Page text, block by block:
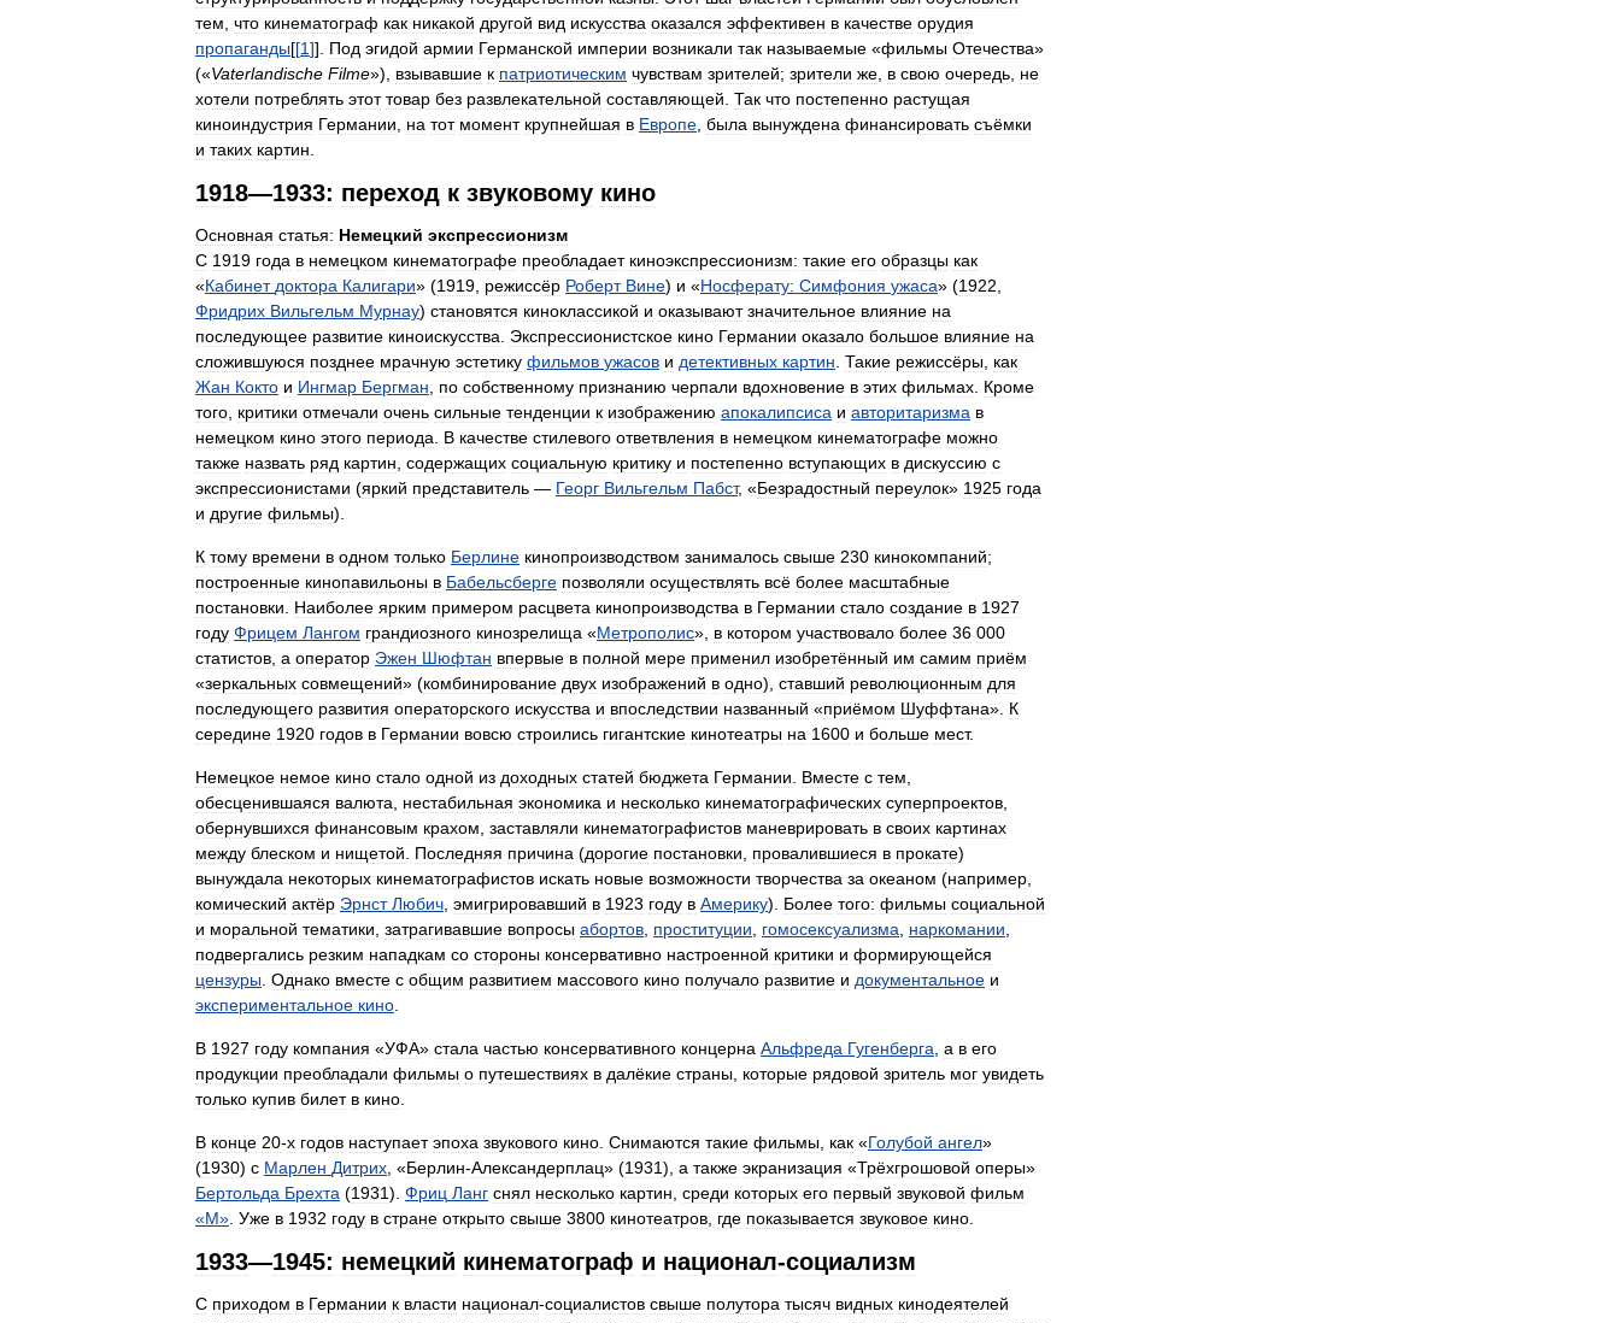
тем что кинематограф как никакой другой вид искусства оказался эффективен в качестве орудия
пропаганды[[1]]. Под эгидой армии Германской империи возникали так называемые «фильмы Отечества»
(«Vaterlandische Filme»), взывавшие к патриотическим чувствам зрителей; зрители же в свою очередь не
хотели потреблять этот товар без развлекательной составляющей Так что постепенно растущая
киноиндустрия Германии на тот момент крупнейшая в Европе была вынуждена финансировать съёмки
и таких картин
1918—1933: переход к звуковому кино
Основная статья: Немецкий экспрессионизм
С 1919 года в немецком кинематографе преобладает киноэкспрессионизм: такие его образцы как
«Кабинет доктора Калигари» (1919 режиссёр Роберт Вине) и «Носферату: Симфония ужаса» (1922
Фридрих Вильгельм Мурнау) становятся киноклассикой и оказывают значительное влияние на
последующее развитие киноискусства Экспрессионистское кино Германии оказало большое влияние на
сложившуюся позднее мрачную эстетику фильмов ужасов и детективных картин Такие режиссёры как
Жан Кокто и Ингмар Бергман по собственному признанию черпали вдохновение в этих фильмах Кроме
того критики отмечали очень сильные тенденции к изображению апокалипсиса и авторитаризма в
немецком кино этого периода В качестве стилевого ответвления в немецком кинематографе можно
также назвать ряд картин содержащих социальную критику и постепенно вступающих в дискуссию с
экспрессионистами (яркий представитель — Георг Вильгельм Пабст, «Безрадостный переулок» 1925 года
и другие фильмы).
К тому времени в одном только Берлине кинопроизводством занималось свыше 230 кинокомпаний;
построенные кинопавильоны в Бабельсберге позволяли осуществлять всё более масштабные
постановки
Наиболее ярким примером расцвета кинопроизводства в Германии стало создание в 1927
году Фрицем Лангом грандиозного кинозрелища «Метрополис», в котором участвовало более 36 000
статистов а оператор Эжен Шюфтан впервые в полной мере применил изобретённый им самим приём
«зеркальных совмещений» (комбинирование двух изображений в одно), ставший революционным для
последующего развития операторского искусства и впоследствии названный «приёмом Шуффтана». К
середине 1920 годов в Германии вовсю строились гигантские кинотеатры на 1600 и больше мест.
Немецкое немое кино стало одной из доходных статей бюджета Германии Вместе с тем
обесценившаяся валюта нестабильная экономика и несколько кинематографических суперпроектов
обернувшихся финансовым крахом заставляли кинематографистов маневрировать в своих картинах
между блеском и нищетой Последняя причина (дорогие постановки провалившиеся в прокате)
вынуждала некоторых кинематографистов искать новые возможности творчества за океаном (например
комический актёр Эрнст Любич эмигрировавший в 1923 году в Америку). Более того: фильмы социальной
и моральной тематики затрагивавшие вопросы абортов проституции гомосексуализма наркомании
подвергались резким нападкам со стороны консервативно настроенной критики и формирующейся
цензуры Однако вместе с общим развитием массового кино получало развитие и документальное и
экспериментальное кино
В 1927 году компания «УФА» стала частью консервативного концерна Альфреда Гугенберга а в его
продукции преобладали фильмы о путешествиях в далёкие страны которые рядовой зритель мог увидеть
только купив билет в кино
В конце 20-х годов наступает эпоха звукового кино Снимаются такие фильмы как «Голубой ангел»
(1930) с Марлен Дитрих , «Берлин-Александерплац» (1931), а также экранизация «Трёхгрошовой оперы»
Бертольда Брехта (1931). Фриц Ланг снял несколько картин среди которых его первый звуковой фильм
«М» Уже в 1932 году в стране открыто свыше 3800 кинотеатров где показывается звуковое кино
1933—1945: немецкий кинематограф и национал-социализм
С приходом в Германии к власти национал-социалистов свыше полутора тысяч видных кинодеятелей